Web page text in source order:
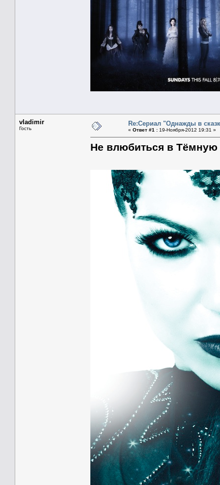
vladimir
Гость
Re:Сериал "Однажды в
« Ответ #1 : 19-Ноября-2012 19:31 »
Не влюбиться в